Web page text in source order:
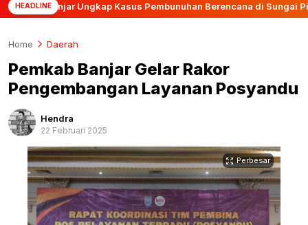
HEADLINE
Banjar Ungkap Kasus Pembunuhan Berencana di Sungai Pinang
Home Daerah
Pemkab Banjar Gelar Rakor
Pengembangan Layanan Posyandu
Hendra
22 Februari 2025
Perbesar